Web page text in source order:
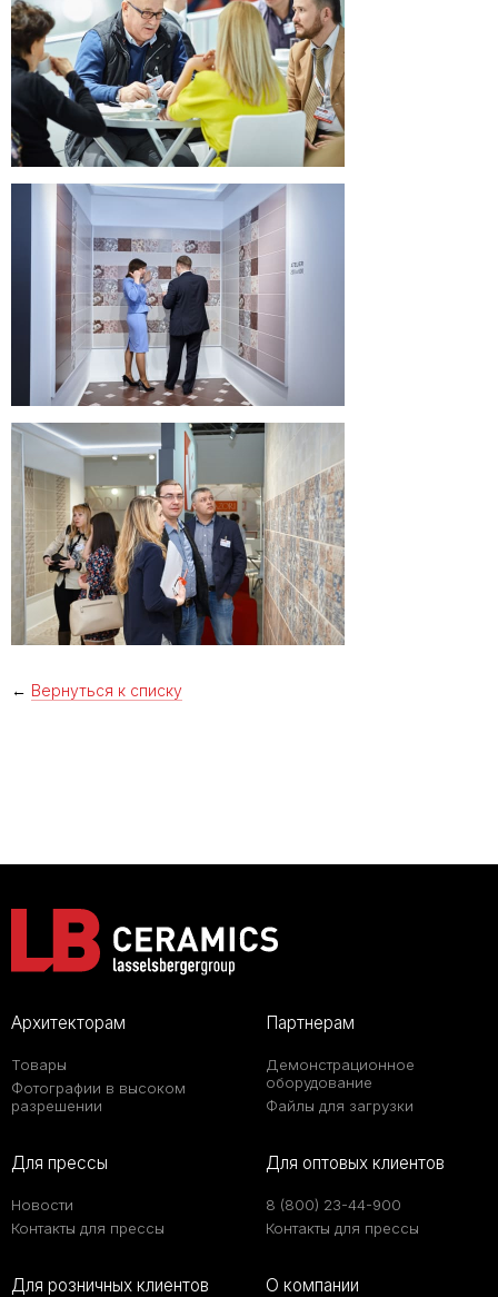
← Вернуться к списку
Архитекторам
Товары
Фотографии в высоком
разрешении
Партнерам
Демонстрационное
оборудование
Файлы для загрузки
Для прессы
Новости
Контакты для прессы
Для оптовых клиентов
8 (800) 23-44-900
Контакты для прессы
Для розничных клиентов О компании